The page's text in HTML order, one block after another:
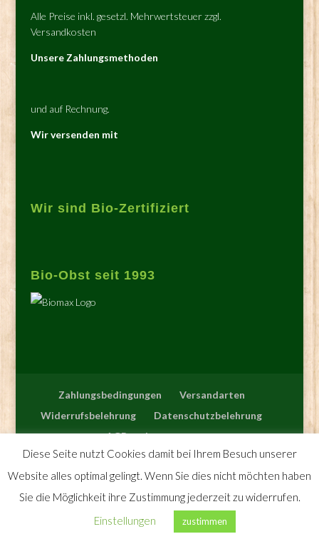
Alle Preise inkl. gesetzl. Mehrwertsteuer zzgl.
Versandkosten
Unsere Zahlungsmethoden
und auf Rechnung.
Wir versenden mit
Wir sind Bio-Zertifiziert
Bio-Obst seit 1993
Zahlungsbedingungen
Versandarten
Widerrufsbelehrung
Datenschutzbelehrung
AGB
Impressum
Copyright - Alle Rechte vorbehalten - Biomax 2020
Alle Preise inkl. der gesetzlichen MwSt.
Diese Seite nutzt Cookies damit bei Ihrem Besuch unserer
Website alles optimal gelingt. Wenn Sie dies nicht möchten haben
Sie die Möglichkeit ihre Zustimmung jederzeit zu widerrufen.
Einstellungen
zustimmen